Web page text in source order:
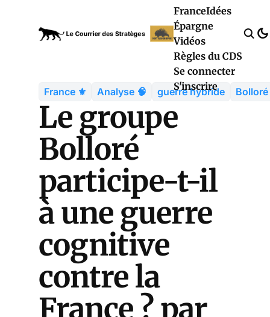
FranceIdées
Épargne
Vidéos
Règles du CDS
Se connecter
S'inscrire
France ⚜️ Analyse 🧠 guerre hybride Bolloré
Le groupe
Bolloré
participe-t-il
à une guerre
cognitive
contre la
France ? par